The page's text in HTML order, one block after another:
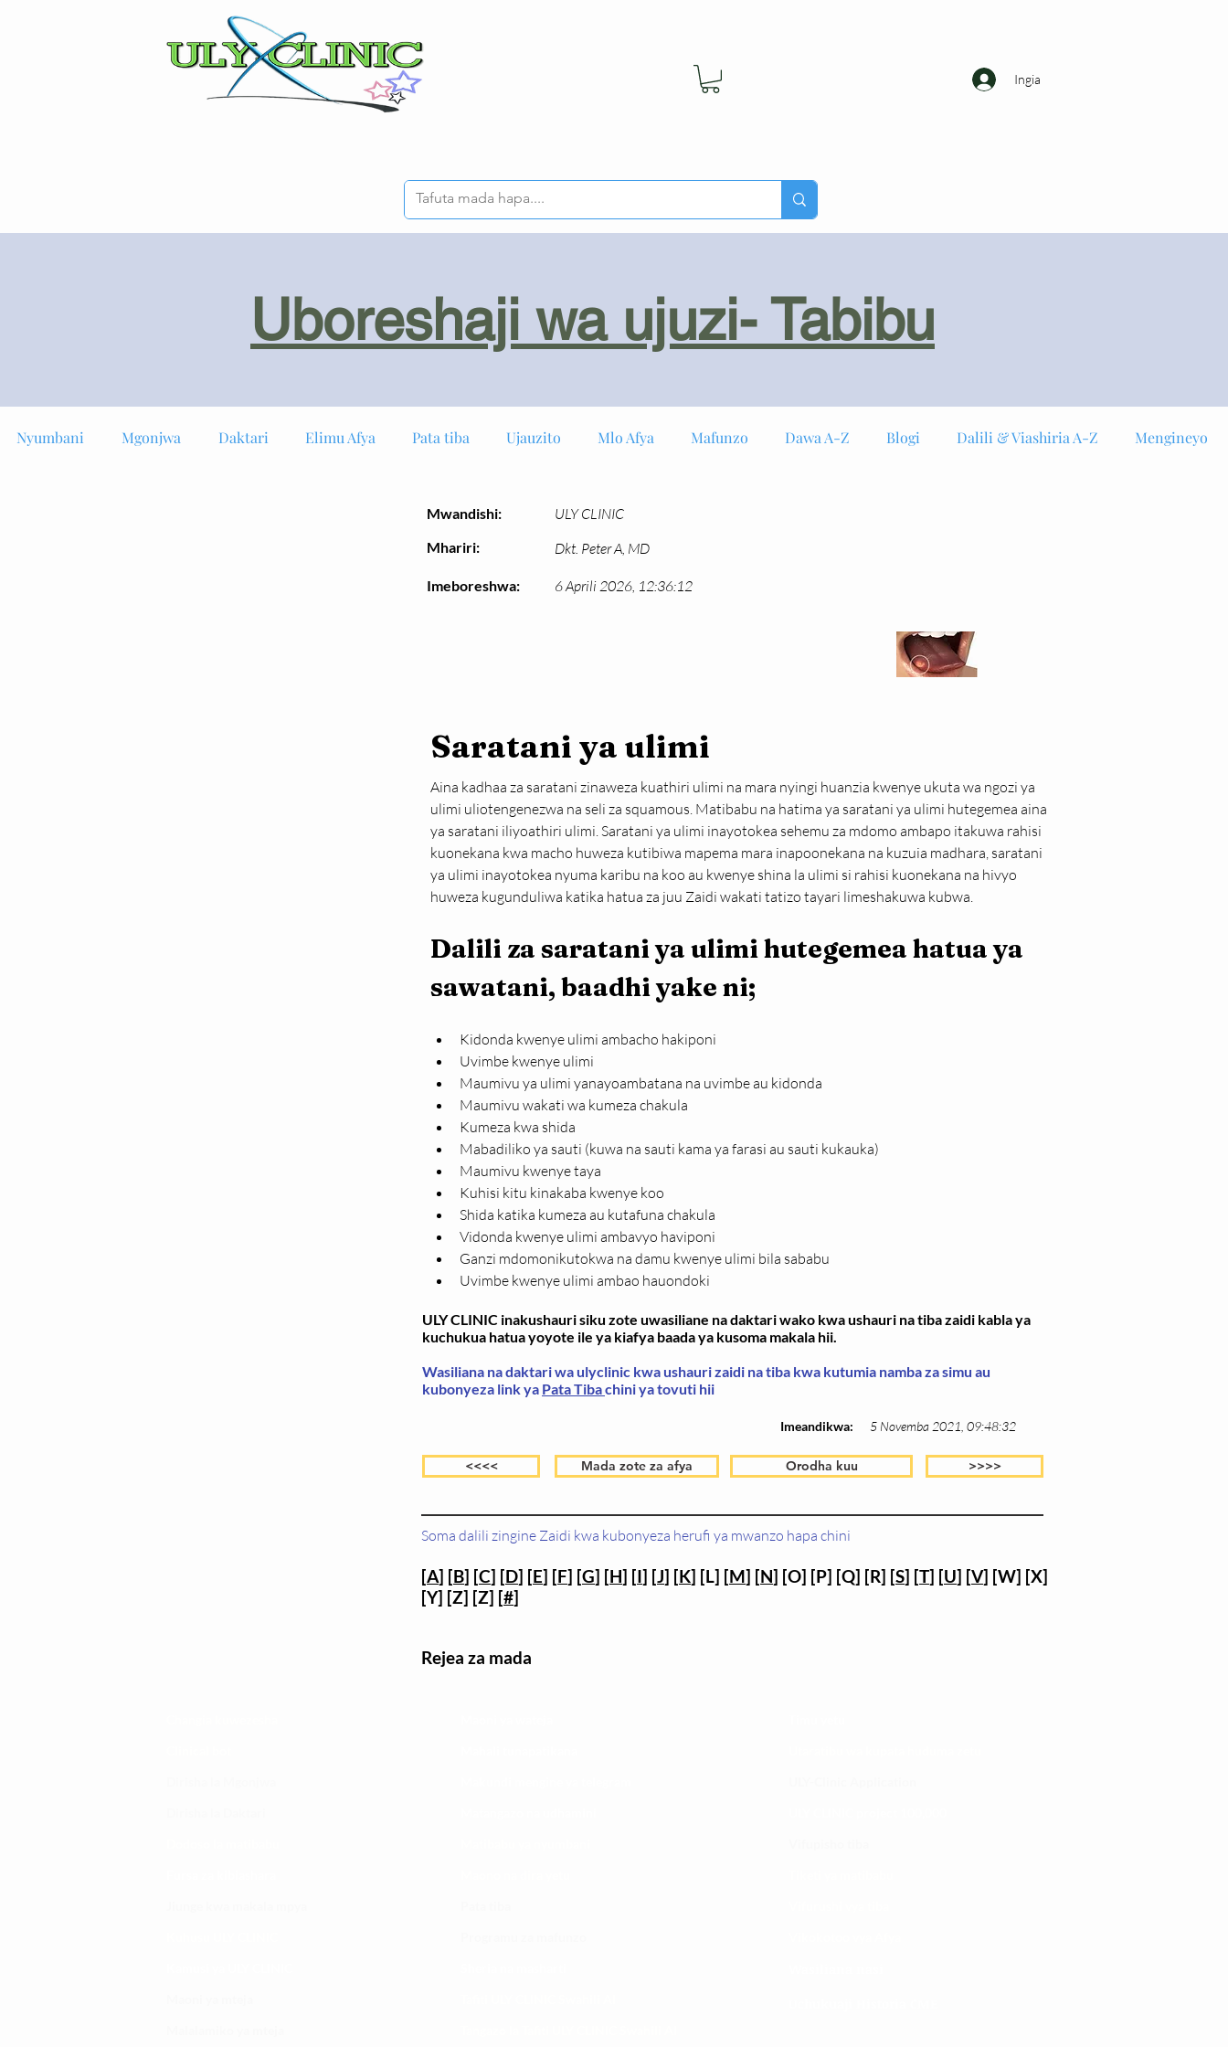
Ingia
Uboreshaji wa ujuzi- Tabibu
Nyumbani Mgonjwa Daktari Elimu Afya Pata tiba Ujauzito Mlo Afya Mafunzo Dawa A-Z Blogi Dalili & Viashiria A-Z Mengineyo
Mwandishi:
Mhariri:
Imeboreshwa:
ULY CLINIC
Dkt. Peter A, MD
6 Aprili 2026, 12:36:12
Saratani ya ulimi
Aina kadhaa za saratani zinaweza kuathiri ulimi na mara nyingi huanzia kwenye ukuta wa ngozi ya
ulimi uliotengenezwa na seli za squamous. Matibabu na hatima ya saratani ya ulimi hutegemea aina
ya saratani iliyoathiri ulimi. Saratani ya ulimi inayotokea sehemu za mdomo ambapo itakuwa rahisi
kuonekana kwa macho huweza kutibiwa mapema mara inapoonekana na kuzuia madhara, saratani
ya ulimi inayotokea nyuma karibu na koo au kwenye shina la ulimi si rahisi kuonekana na hivyo
huweza kugunduliwa katika hatua za juu Zaidi wakati tatizo tayari limeshakuwa kubwa.
Dalili za saratani ya ulimi hutegemea hatua ya
sawatani, baadhi yake ni;
Kidonda kwenye ulimi ambacho hakiponi
Uvimbe kwenye ulimi
Maumivu ya ulimi yanayoambatana na uvimbe au kidonda
Maumivu wakati wa kumeza chakula
Kumeza kwa shida
Mabadiliko ya sauti (kuwa na sauti kama ya farasi au sauti kukauka)
Maumivu kwenye taya
Kuhisi kitu kinakaba kwenye koo
Shida katika kumeza au kutafuna chakula
Vidonda kwenye ulimi ambavyo haviponi
Ganzi mdomonikutokwa na damu kwenye ulimi bila sababu
Uvimbe kwenye ulimi ambao hauondoki
ULY CLINIC inakushauri siku zote uwasiliane na daktari wako kwa ushauri na tiba zaidi kabla ya
kuchukua hatua yoyote ile ya kiafya baada ya kusoma makala hii.
Wasiliana na daktari wa ulyclinic kwa ushauri zaidi na tiba kwa kutumia namba za simu au
kubonyeza link ya Pata Tibachini ya tovuti hii
Imeandikwa: 5 Novemba 2021, 09:48:32
<<<< Mada zote za afya Orodha kuu >>>>
Soma dalili zingine Zaidi kwa kubonyeza herufi ya mwanzo hapa chini
[A] [B] [C] [D] [E] [F] [G] [H] [I] [J] [K] [L] [M] [N] [O] [P] [Q] [R] [S] [T] [U] [V] [W] [X]
[Y] [Z] [Z] [#]
Rejea za mada